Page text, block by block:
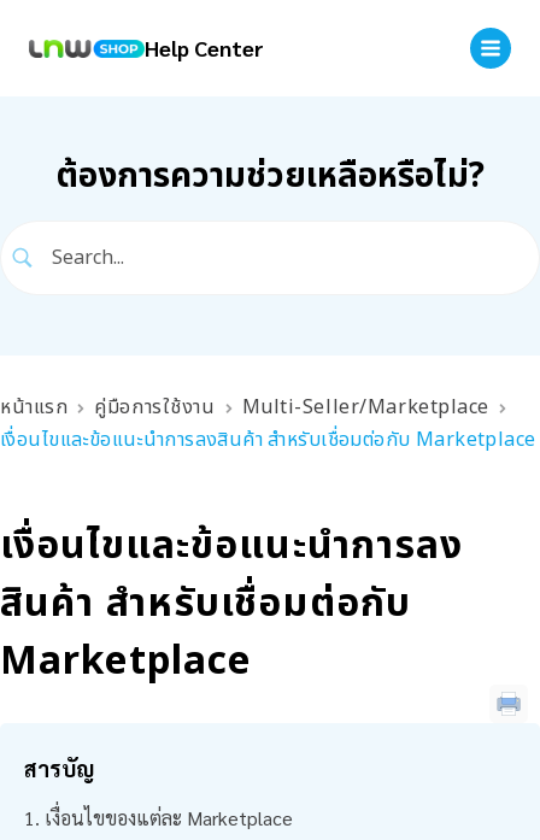
Help Center
ต้องการความช่วยเหลือหรือไม่?
หน้าแรก คู่มือการใช้งาน
Multi-Seller/Marketplace
เงื่อนไขและข้อแนะนำการลงสินค้า สำหรับเชื่อมต่อกับ Marketplace
เงื่อนไขและข้อแนะนำการลง
สินค้า สำหรับเชื่อมต่อกับ
Marketplace
สารบัญ
เงื่อนไขของแต่ละ Marketplace